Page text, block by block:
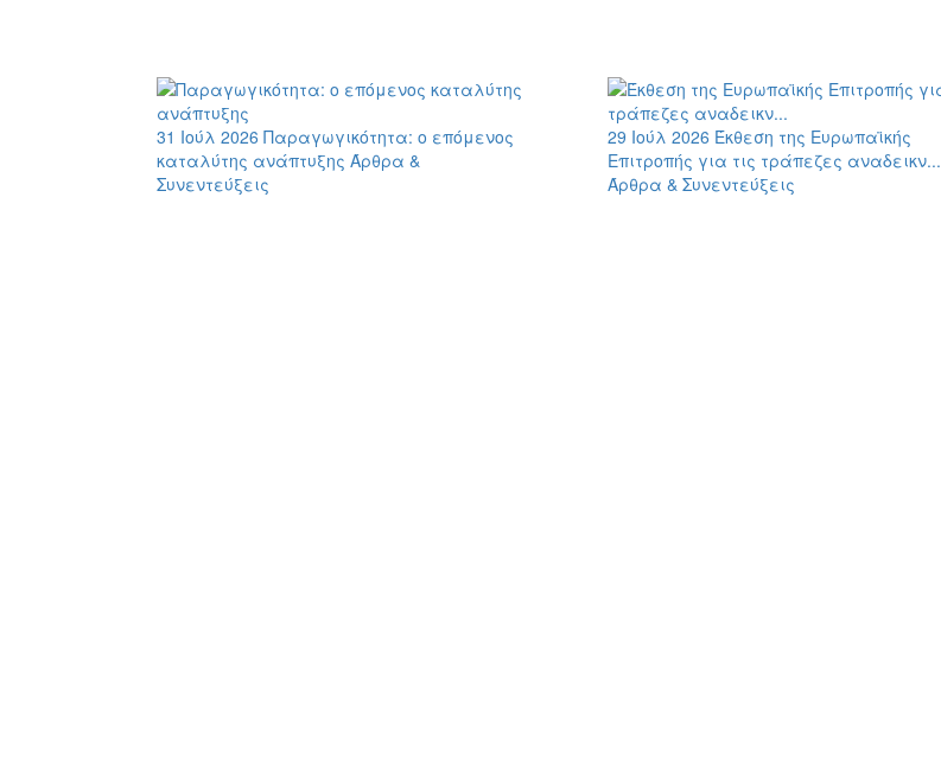
31 Ιούλ 2026 Παραγωγικότητα: ο επόμενος
καταλύτης ανάπτυξης Άρθρα &
Συνεντεύξεις
29 Ιούλ 2026 Έκθεση της Ευρωπαϊκής
Επιτροπής για τις τράπεζες αναδεικν...
Άρθρα & Συνεντεύξεις